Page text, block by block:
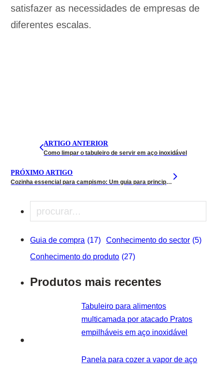
satisfazer as necessidades de empresas de
diferentes escalas.
ARTIGO ANTERIOR
Como limpar o tabuleiro de servir em aço inoxidável
PRÓXIMO ARTIGO
Cozinha essencial para campismo: Um guia para principiantes
Pesquisar
Guia de compra (17) Conhecimento do sector (5)
Conhecimento do produto (27)
Produtos mais recentes
Tabuleiro para alimentos
multicamada por atacado Pratos
empilháveis em aço inoxidável
Panela para cozer a vapor de aço